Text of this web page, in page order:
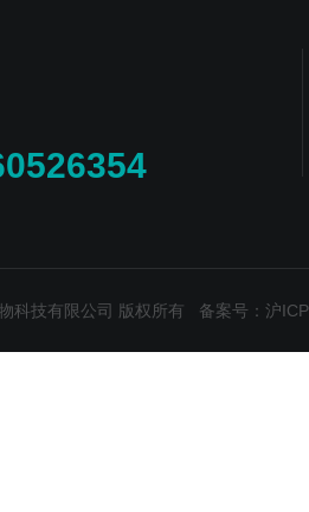
科技有限公司 版权所有 备案号：沪